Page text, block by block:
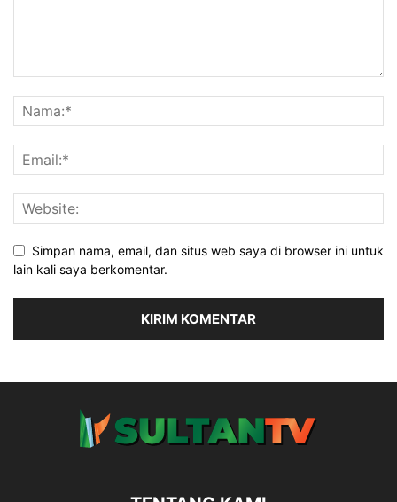
Simpan nama, email, dan situs web saya di browser ini untuk
lain kali saya berkomentar.